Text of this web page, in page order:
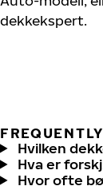
dekkekspert.
Hvilken
Hva er
Hvor ofte